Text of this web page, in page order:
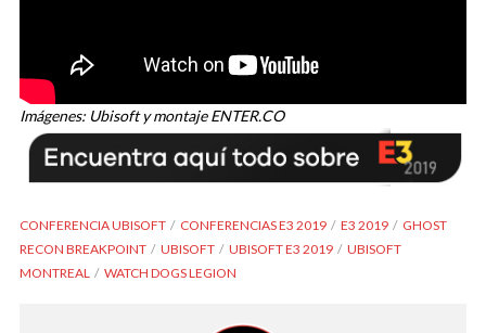
Imágenes: Ubisoft y montaje ENTER.CO
CONFERENCIA UBISOFT CONFERENCIAS E3 2019 E3 2019
GHOST
RECON BREAKPOINT
UBISOFT UBISOFT E3 2019
UBISOFT
MONTREAL
WATCH DOGS LEGION